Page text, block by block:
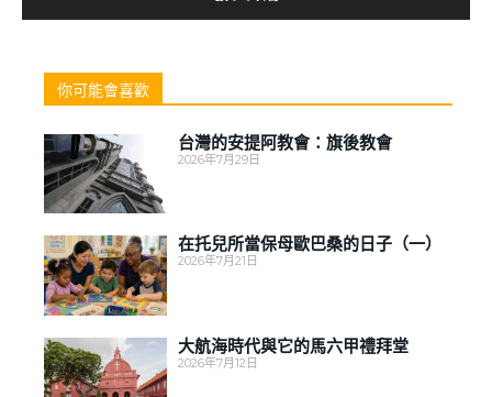
你可能會喜歡
台灣的安提阿教會：旗後教會
2026年7月29日
在托兒所當保母歐巴桑的日子（一）
2026年7月21日
大航海時代與它的馬六甲禮拜堂
2026年7月12日